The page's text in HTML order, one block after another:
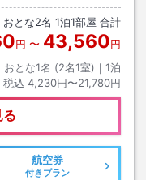
［お車］首都高速都心環状
おとな2名 1泊1部屋 合計
円 〜 43,560円
おとな1名 (2名1室)｜ 1泊
税込 4,230円〜21,780円
航空券
付きプラン